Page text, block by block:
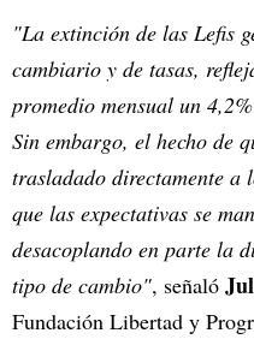
"La extinción de las Lefis
cambiario y de tasas,
promedio mensual un
Sin embargo, el hecho de
trasladado directamente a
que las expectativas se
desacoplando en parte la
tipo de cambio", señaló
Fundación Libertad y